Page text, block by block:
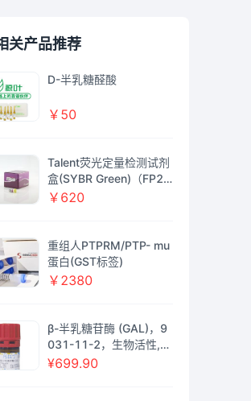
关产品推荐
D-半乳糖醛酸
￥50
Talent荧光定量检测试剂
盒(SYBR Green)（FP20
9）
￥620
重组人PTPRM/PTP- mu
蛋白(GST标签)
￥2380
β-半乳糖苷酶 (GAL)，9
031-11-2，生物活性,
重组, ActiBioPure™, 高
¥699.90